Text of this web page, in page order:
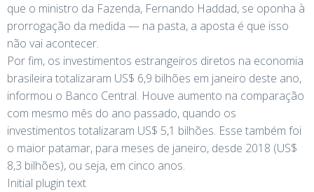
que o ministro da Fazenda, Fernando Haddad, se oponha à
prorrogação da medida — na pasta, a aposta é que isso
não vai acontecer.
Por fim, os investimentos estrangeiros diretos na economia
brasileira totalizaram US$ 6,9 bilhões em janeiro deste ano,
informou o Banco Central. Houve aumento na comparação
com mesmo mês do ano passado, quando os
investimentos totalizaram US$ 5,1 bilhões. Esse também foi
o maior patamar, para meses de janeiro, desde 2018 (US$
8,3 bilhões), ou seja, em cinco anos.
Initial plugin text